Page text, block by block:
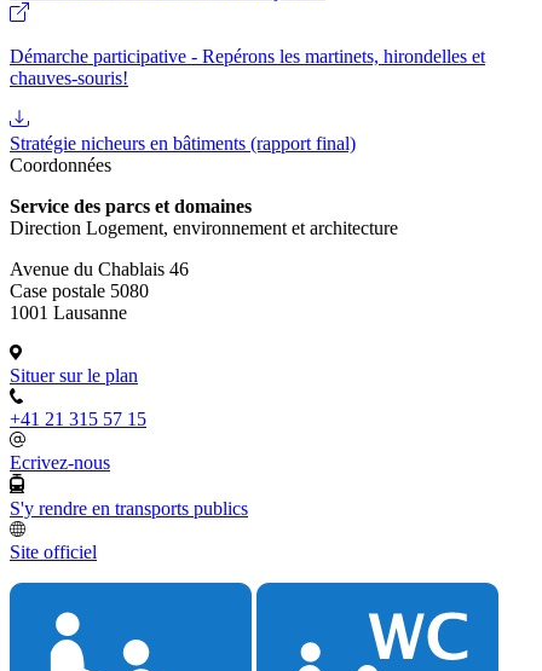
Démarche participative - Repérons les martinets, hirondelles et
chauves-souris!
Stratégie nicheurs en bâtiments (rapport final)
Coordonnées
Service des parcs et domaines
Direction Logement, environnement et architecture
Avenue du Chablais 46
Case postale 5080
1001 Lausanne
Situer sur le plan
+41 21 315 57 15
Ecrivez-nous
S'y rendre en transports publics
Site officiel